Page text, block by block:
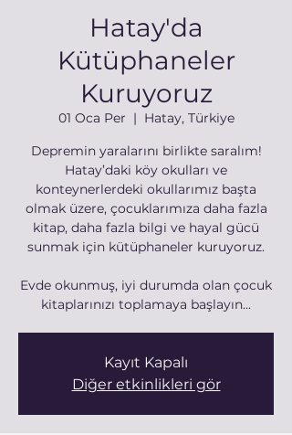
Hatay'da
Kütüphaneler
Kuruyoruz
01 Oca Per
  |
Hatay, Türkiye
Depremin yaralarını birlikte saralım!
Hatay’daki köy okulları ve
konteynerlerdeki okullarımız başta
olmak üzere, çocuklarımıza daha fazla
kitap, daha fazla bilgi ve hayal gücü
sunmak için kütüphaneler kuruyoruz.
Evde okunmuş, iyi durumda olan çocuk
kitaplarınızı toplamaya başlayın...
Kayıt Kapalı
Diğer etkinlikleri gör